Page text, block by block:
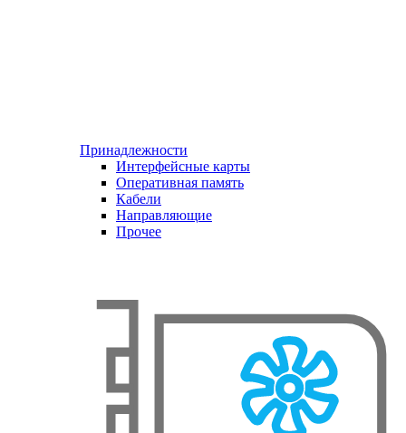
Принадлежности
Интерфейсные карты
Оперативная память
Кабели
Направляющие
Прочее